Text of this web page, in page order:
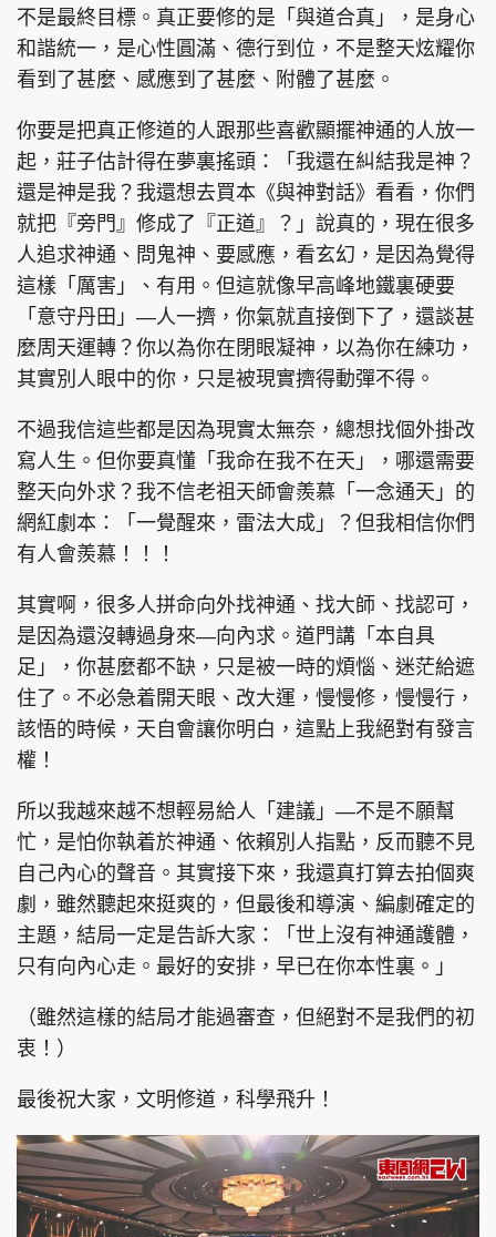
頭條搵工 EDUPLUS
關於我們
聯絡我們
隱私政策聲明
使用條款
版權及免責聲明
Copyright © 東周網 版權所有 . 不得轉載
©Eastweek.com.hk. All rights reserved.
不是最終目標。真正要修的是「與道合真」，是身心
和諧統一，是心性圓滿、德行到位，不是整天炫耀你
看到了甚麼、感應到了甚麼、附體了甚麼。
你要是把真正修道的人跟那些喜歡顯擺神通的人放一
起，莊子估計得在夢裏搖頭：「我還在糾結我是神？
還是神是我？我還想去買本《與神對話》看看，你們
就把『旁門』修成了『正道』？」說真的，現在很多
人追求神通、問鬼神、要感應，看玄幻，是因為覺得
這樣「厲害」、有用。但這就像早高峰地鐵裏硬要
「意守丹田」—人一擠，你氣就直接倒下了，還談甚
麼周天運轉？你以為你在閉眼凝神，以為你在練功，
其實別人眼中的你，只是被現實擠得動彈不得。
不過我信這些都是因為現實太無奈，總想找個外掛改
寫人生。但你要真懂「我命在我不在天」，哪還需要
整天向外求？我不信老祖天師會羨慕「一念通天」的
網紅劇本：「一覺醒來，雷法大成」？但我相信你們
有人會羨慕！！！
其實啊，很多人拼命向外找神通、找大師、找認可，
是因為還沒轉過身來—向內求。道門講「本自具
足」，你甚麼都不缺，只是被一時的煩惱、迷茫給遮
住了。不必急着開天眼、改大運，慢慢修，慢慢行，
該悟的時候，天自會讓你明白，這點上我絕對有發言
權！
所以我越來越不想輕易給人「建議」—不是不願幫
忙，是怕你執着於神通、依賴別人指點，反而聽不見
自己內心的聲音。其實接下來，我還真打算去拍個爽
劇，雖然聽起來挺爽的，但最後和導演、編劇確定的
主題，結局一定是告訴大家：「世上沒有神通護體，
只有向內心走。最好的安排，早已在你本性裏。」
（雖然這樣的結局才能過審查，但絕對不是我們的初
衷！）
最後祝大家，文明修道，科學飛升！